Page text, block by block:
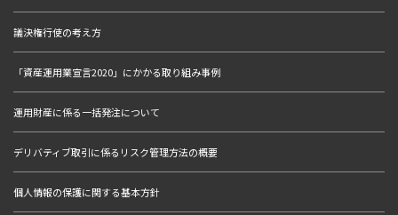
議決権行使の考え方
「資産運用業宣言2020」にかかる取り組み事例
運用財産に係る一括発注について
デリバティブ取引に係るリスク管理方法の概要
個人情報の保護に関する基本方針